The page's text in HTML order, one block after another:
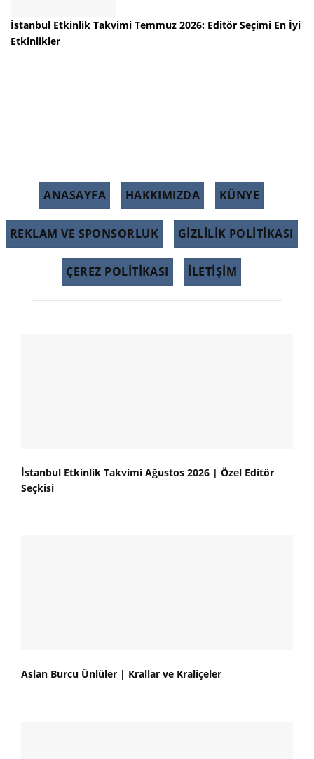
İstanbul Etkinlik Takvimi Temmuz 2026: Editör Seçimi En İyi
Etkinlikler
ANASAYFA HAKKIMIZDA KÜNYE
REKLAM VE SPONSORLUK GIZLILIK POLITIKASI
ÇEREZ POLITIKASI İLETİŞİM
İstanbul Etkinlik Takvimi Ağustos 2026 | Özel Editör
Seçkisi
Aslan Burcu Ünlüler | Krallar ve Kraliçeler